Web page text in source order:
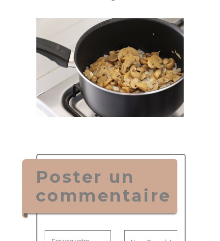
Poster un
commentaire